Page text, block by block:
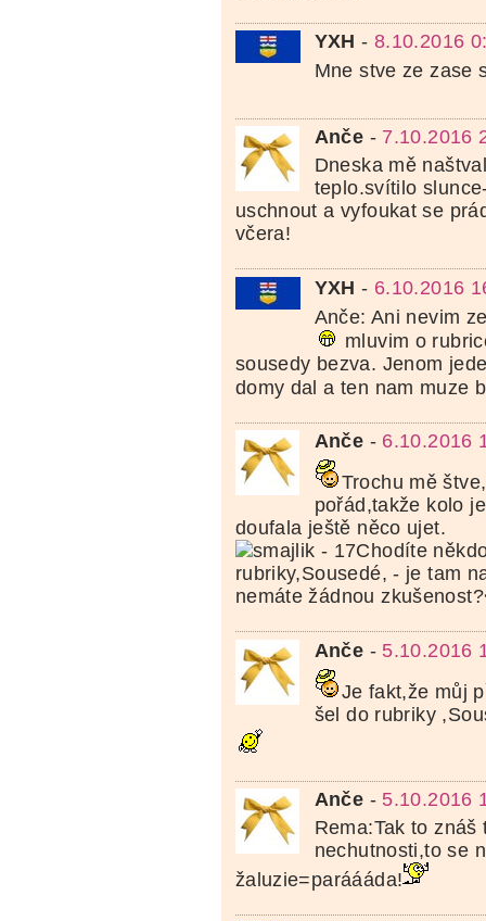
YXH - 8.10.2016
Mne stve ze zase
Anče - 7.10.2016
Dneska mě
teplo.svítilo
uschnout a vyfoukat se
včera!
YXH - 6.10.2016
Anče: Ani nevim
mluvim o
sousedy bezva. Jenom
domy dal a ten nam muze
Anče - 6.10.2016
Trochu mě
pořád,takže kolo
doufala ještě něco ujet.
Anče - 5.10.2016
Je fakt,že můj
šel do rubriky
Anče - 5.10.2016
Rema:Tak to znáš
nechutnosti,to se
žaluzie=paráááda!